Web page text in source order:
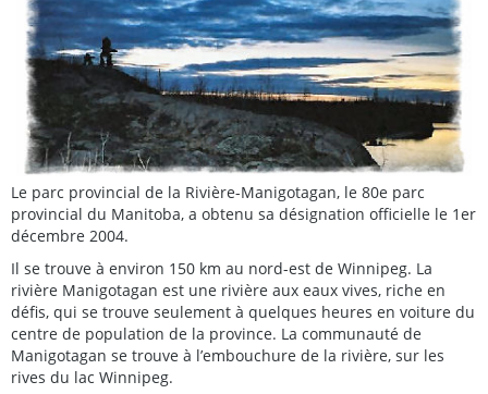
Le parc provincial de la Rivière-Manigotagan, le 80e parc
provincial du Manitoba, a obtenu sa désignation officielle le 1er
décembre 2004.
Il se trouve à environ 150 km au nord-est de Winnipeg. La
rivière Manigotagan est une rivière aux eaux vives, riche en
défis, qui se trouve seulement à quelques heures en voiture du
centre de population de la province. La communauté de
Manigotagan se trouve à l’embouchure de la rivière, sur les
rives du lac Winnipeg.